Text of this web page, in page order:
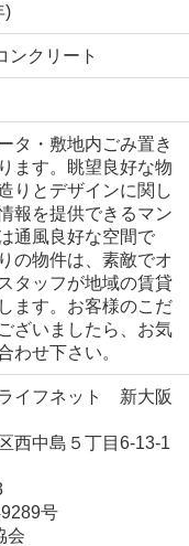
)
ンクリート
タ・敷地内ごみ置き
ます。眺望良好な物
りとデザインに関し
報を提供できるマン
通風良好な空間で
の物件は、素敵でオ
タッフが地域の賃貸
ます。お客様のこだ
ざいましたら、お気
わせ下さい。
イフネット 新大阪
西中島５丁目6-13-1
号
会